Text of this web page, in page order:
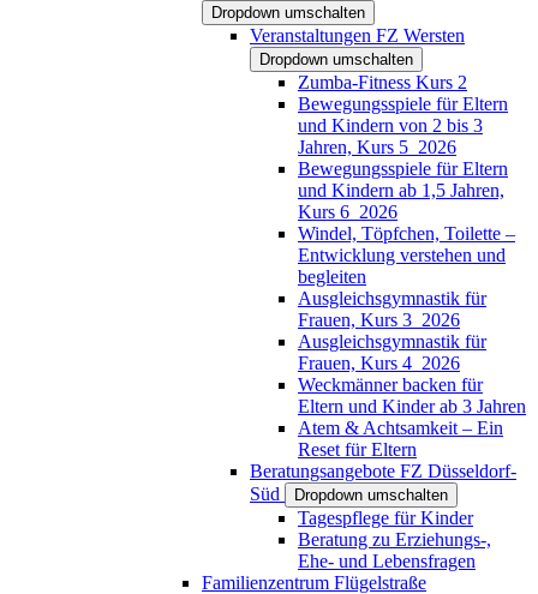
Dropdown umschalten
Veranstaltungen FZ Wersten
Dropdown umschalten
Zumba-Fitness Kurs 2
Bewegungsspiele für Eltern
und Kindern von 2 bis 3
Jahren, Kurs 5_2026
Bewegungsspiele für Eltern
und Kindern ab 1,5 Jahren,
Kurs 6_2026
Windel, Töpfchen, Toilette –
Entwicklung verstehen und
begleiten
Ausgleichsgymnastik für
Frauen, Kurs 3_2026
Ausgleichsgymnastik für
Frauen, Kurs 4_2026
Weckmänner backen für
Eltern und Kinder ab 3 Jahren
Atem & Achtsamkeit – Ein
Reset für Eltern
Beratungsangebote FZ Düsseldorf-
Süd
Dropdown umschalten
Tagespflege für Kinder
Beratung zu Erziehungs-,
Ehe- und Lebensfragen
Familienzentrum Flügelstraße